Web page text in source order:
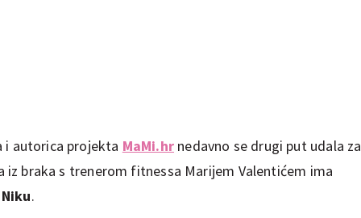
i autorica projekta MaMi.hr nedavno se drugi put udala za
iz braka s trenerom fitnessa Marijem Valentićem ima
.